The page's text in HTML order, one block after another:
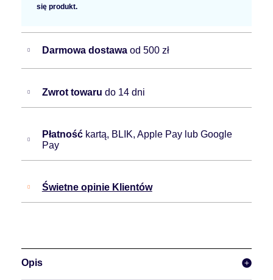
się produkt.
Darmowa dostawa od 500 zł
Zwrot towaru do 14 dni
Płatność kartą, BLIK, Apple Pay lub Google
Pay
Świetne opinie Klientów
Opis